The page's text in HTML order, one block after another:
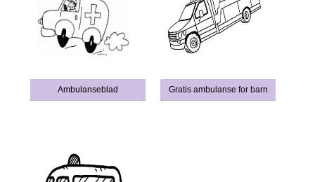
Ambulanseblad Gratis ambulanse for barn